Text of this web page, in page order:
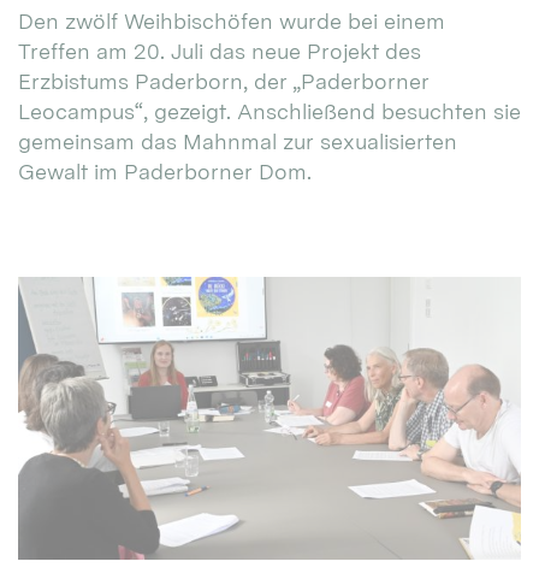
Den zwölf Weihbischöfen wurde bei einem
Treffen am 20. Juli das neue Projekt des
Erzbistums Paderborn, der „Paderborner
Leocampus“, gezeigt. Anschließend besuchten sie
gemeinsam das Mahnmal zur sexualisierten
Gewalt im Paderborner Dom.